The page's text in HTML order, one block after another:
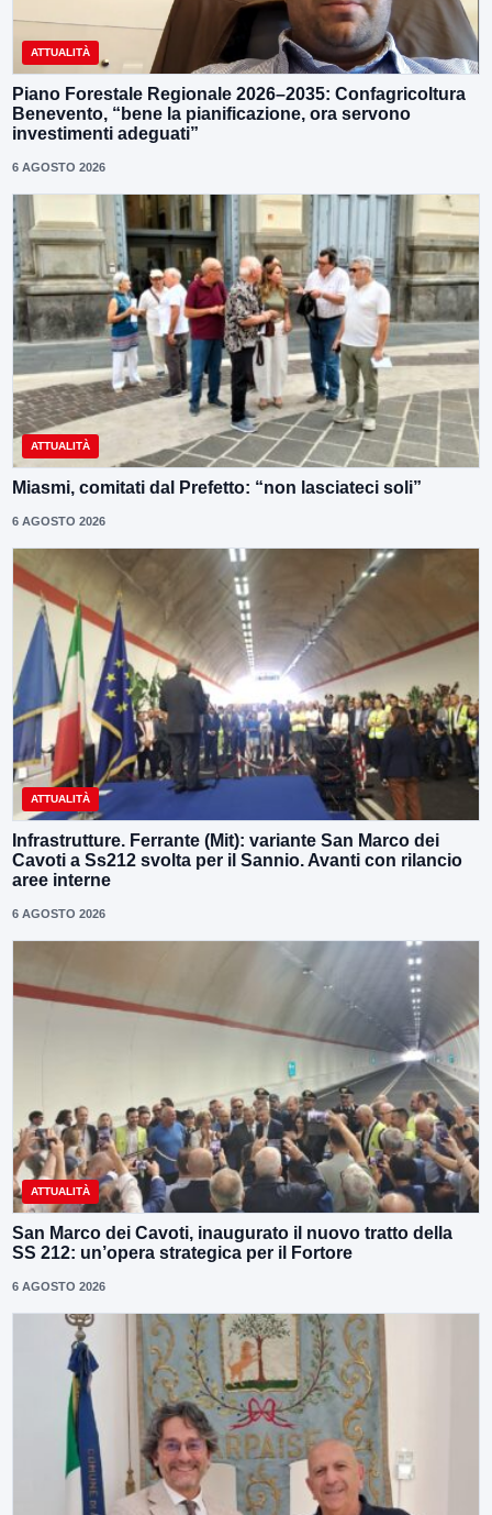
ATTUALITÀ
Piano Forestale Regionale 2026–2035: Confagricoltura
Benevento, “bene la pianificazione, ora servono
investimenti adeguati”
6 AGOSTO 2026
ATTUALITÀ
Miasmi, comitati dal Prefetto: “non lasciateci soli”
6 AGOSTO 2026
ATTUALITÀ
Infrastrutture. Ferrante (Mit): variante San Marco dei
Cavoti a Ss212 svolta per il Sannio. Avanti con rilancio
aree interne
6 AGOSTO 2026
ATTUALITÀ
San Marco dei Cavoti, inaugurato il nuovo tratto della
SS 212: un’opera strategica per il Fortore
6 AGOSTO 2026